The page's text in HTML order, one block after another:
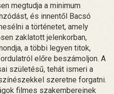
megtudja a minimum
és innentől Bacsó
a történetet, amely
zaklatott jelenkorban,
a többi legyen titok,
előre beszámoljon. A
születésű, tehát ismeri a
szeretne forgatni.
filmes szakembereinek